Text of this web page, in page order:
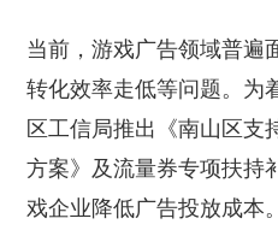
当前，游戏广告领域普遍
转化效率走低等问题。为
区工信局推出《南山区支
方案》及流量券专项扶持
戏企业降低广告投放成本。